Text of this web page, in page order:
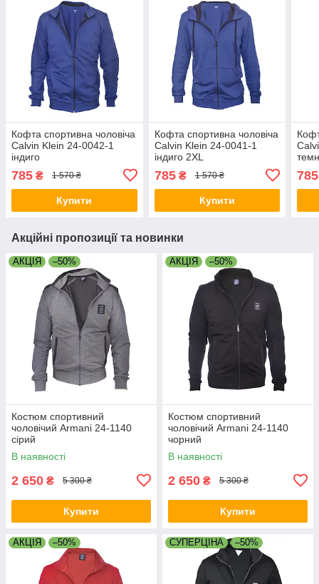
Кофта спортивна чоловіча
Calvin Klein 24-0042-1
індиго
785 ₴ 1 570 ₴
Купити
Кофта спортивна чоловіча
Calvin Klein 24-0041-1
індиго 2XL
785₴ 1 570 ₴
Купити
785
Акційні пропозиції та новинки
АКЦІЯ –50%
Костюм спортивний
чоловічий Armani 24-1140
сірий
В наявності
2 650 ₴ 5 300 ₴
Купити
АКЦІЯ –50%
Костюм спортивний
чоловічий Armani 24-1140
чорний
В наявності
2 650 ₴ 5 300 ₴
Купити
АКЦІЯ –50% СУПЕРЦІНА –50%